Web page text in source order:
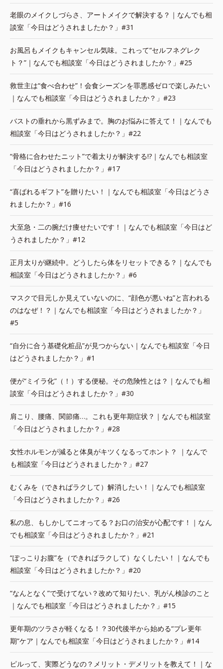
老眼のメイクしづらさ、アートメイクで解決する？｜なんでも相
談室「今日はどうされましたか？」#31
お風呂もメイクもキャンセル気味。これって“セルフネグレク
ト？”｜なんでも相談室「今日はどうされましたか？」#25
救世主は“食べ合わせ”！会食シーズンを罪悪感ゼロで楽しみたい
｜なんでも相談室「今日はどうされましたか？」#23
バストの垂れから黒ずみまで。胸のお悩みに答えて！｜なんでも
相談室「今日はどうされましたか？」#22
“骨格に合わせたニット”で着太りが解決する!?｜なんでも相談室
「今日はどうされましたか？」#17
“喜ばれるギフト”を贈りたい！｜なんでも相談室「今日はどうさ
れましたか？」#16
大至急・二の腕だけ痩せたいです！｜なんでも相談室「今日はど
うされましたか？」#12
正月太りが継続中。どうしたら体をリセットできる？｜なんでも
相談室「今日はどうされましたか？」#6
マスクで目元しか見えていないのに、“顔色が悪いね”と言われる
のはなぜ！？｜なんでも相談室「今日はどうされましたか？」
#5
“自分に合う基礎化粧品”が見つからない｜なんでも相談室「今日
はどうされましたか？」#1
便が“ミイラ化”（！）する便秘。その危険性とは？｜なんでも相
談室「今日はどうされましたか？」#30
肩こり、腰痛、関節痛…。これも更年期症状？｜なんでも相談室
「今日はどうされましたか？」#28
女性ホルモンが減ると体臭がキツくなるってホント？ ｜なんで
も相談室「今日はどうされましたか？」#27
むくみを（できればラクして）解消したい！｜なんでも相談室
「今日はどうされましたか？」#26
私の息、もしかしてニオってる？お口の治安が心配です！｜なん
でも相談室「今日はどうされましたか？」#21
“ぽっこりお腹”を（できればラクして）なくしたい！｜なんでも
相談室「今日はどうされましたか？」#20
“なんとなく”で受けてない？改めて知りたい、乳がん検診のこと
｜なんでも相談室「今日はどうされましたか？」#15
更年期のツラさが軽くなる！？30代後半から始める“プレ更年
期”ケア｜なんでも相談室「今日はどうされましたか？」#14
ピルって、実際どうなの？メリット・デメリットを教えて！｜な